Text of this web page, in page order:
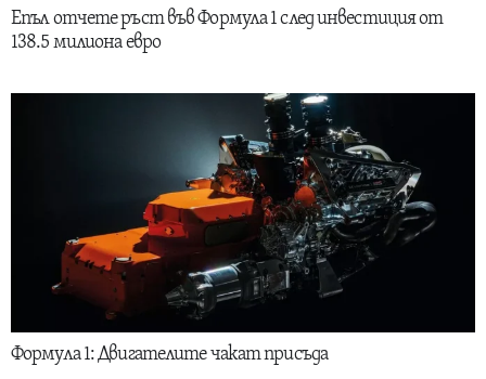
Епъл отчете ръст във Формула 1 след инвестиция от
138.5 милиона евро
Формула 1: Двигателите чакат присъда